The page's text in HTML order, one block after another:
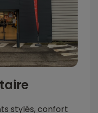
stylés, confort